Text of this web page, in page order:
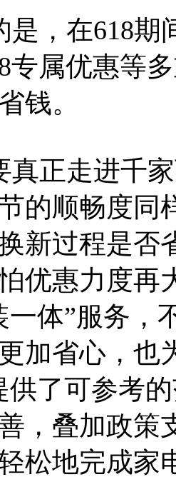
是，在618
专属优惠等
钱。
真正走进千
的顺畅度同
新过程是否
优惠力度再
一体”服务，
加省心，也
供了可参考
，叠加政策
松地完成家